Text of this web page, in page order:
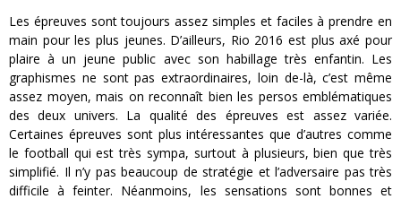
Les épreuves sont toujours assez simples et faciles à prendre en
main pour les plus jeunes. D’ailleurs, Rio 2016 est plus axé pour
plaire à un jeune public avec son habillage très enfantin. Les
graphismes ne sont pas extraordinaires, loin de-là, c’est même
assez moyen, mais on reconnaît bien les persos emblématiques
des deux univers. La qualité des épreuves est assez variée.
Certaines épreuves sont plus intéressantes que d’autres comme
le football qui est très sympa, surtout à plusieurs, bien que très
simplifié. Il n’y pas beaucoup de stratégie et l’adversaire pas très
difficile à feinter. Néanmoins, les sensations sont bonnes et